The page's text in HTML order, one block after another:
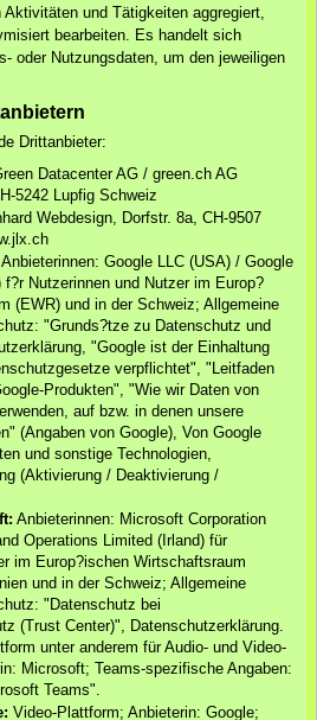
und Tätigkeiten aggregiert,
bearbeiten. Es handelt sich
oder Nutzungsdaten, um den jeweiligen
Drittanbieter:
Datacenter AG / green.ch AG
5242 Lupfig Schweiz
Webdesign, Dorfstr. 8a, CH-9507
Anbieterinnen: Google LLC (USA) / Google
f?r Nutzerinnen und Nutzer im Europ?
(EWR) und in der Schweiz; Allgemeine
"Grunds?tze zu Datenschutz und
"Google ist der Einhaltung
verpflichtet", "Leitfaden
Produkten", "Wie wir Daten von
auf bzw. in denen unsere
(Angaben von Google), Von Google
und sonstige Technologien,
(Aktivierung / Deaktivierung /
Anbieterinnen: Microsoft Corporation
Operations Limited (Irland) für
im Europ?ischen Wirtschaftsraum
und in der Schweiz; Allgemeine
"Datenschutz bei
(Trust Center)", Datenschutzerklärung.
unter anderem für Audio- und Video-
Microsoft; Teams-spezifische Angaben:
Teams".
Video-Plattform; Anbieterin: Google;